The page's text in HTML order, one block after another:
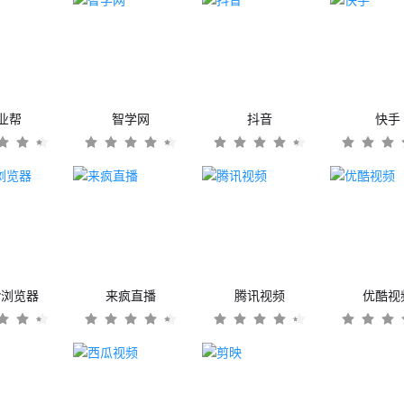
帮 智学网 抖音 快手
览器 来疯直播 腾讯视频 优酷视